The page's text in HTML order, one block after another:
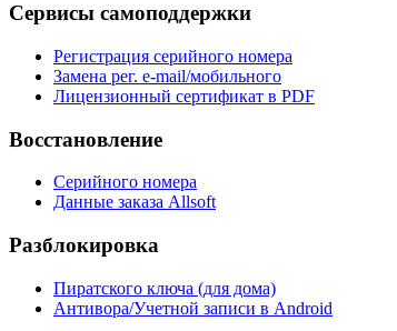
Сервисы самоподдержки
Регистрация серийного номера
Замена рег. e-mail/мобильного
Лицензионный сертификат в PDF
Восстановление
Серийного номера
Данные заказа Allsoft
Разблокировка
Пиратского ключа (для дома)
Антивора/Учетной записи в Android